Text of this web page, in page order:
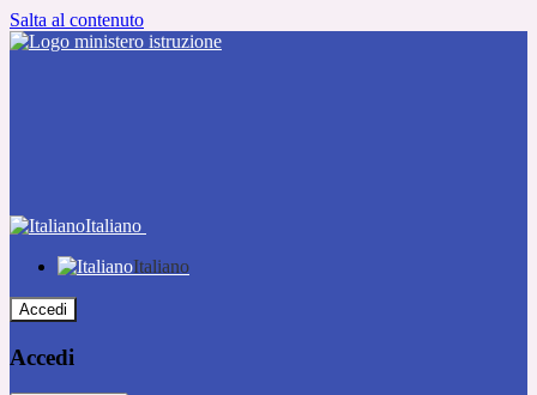
Salta al contenuto
Italiano
Italiano
Accedi
Accedi